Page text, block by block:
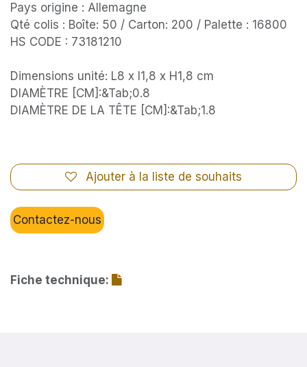
Pays origine : Allemagne
Qté colis : Boîte: 50 / Carton: 200 / Palette : 16800
HS CODE : 73181210
Dimensions unité: L8 x l1,8 x H1,8 cm
DIAMÈTRE [CM]:&Tab;0.8
DIAMÈTRE DE LA TÊTE [CM]:&Tab;1.8
Ajouter à la liste de souhaits
Contactez-nous
Fiche technique: